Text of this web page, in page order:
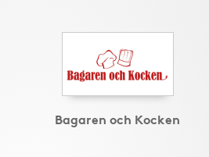
Bagaren och Kocken